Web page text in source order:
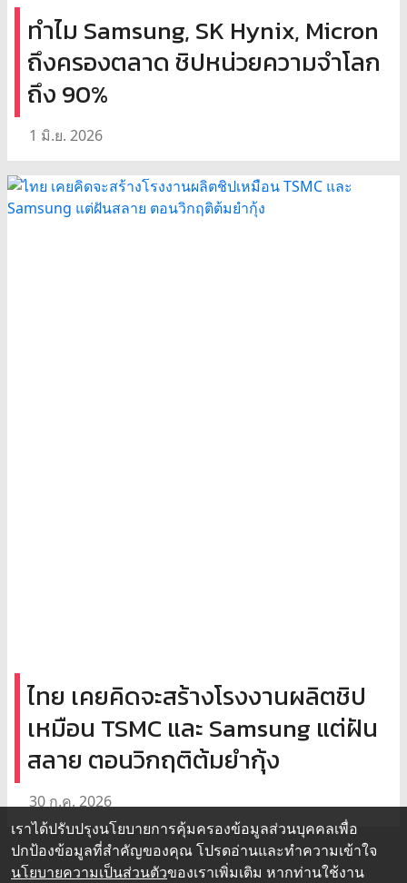
ทำไม Samsung, SK Hynix, Micron
ถึงครองตลาด ชิปหน่วยความจำโลก
ถึง 90%
1 มิ.ย. 2026
ไทย เคยคิดจะสร้างโรงงานผลิตชิป
เหมือน TSMC และ Samsung แต่ฝัน
สลาย ตอนวิกฤติต้มยำกุ้ง
30 ก.ค. 2026
เราได้ปรับปรุงนโยบายการคุ้มครองข้อมูลส่วนบุคคลเพื่อ
ปกป้องข้อมูลที่สำคัญของคุณ โปรดอ่านและทำความเข้าใจ
นโยบายความเป็นส่วนตัวของเราเพิ่มเติม หากท่านใช้งาน